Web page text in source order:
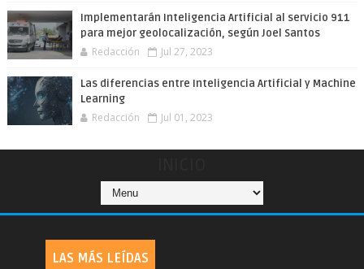
Implementarán Inteligencia Artificial al servicio 911
para mejor geolocalización, según Joel Santos
Redacción Jul 27, 2023
Las diferencias entre Inteligencia Artificial y Machine
Learning
Redacción Jul 01, 2023
LAS MÁS LEÍDAS